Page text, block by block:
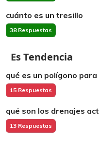
cuánto es un tresillo
38 Respuestas
Es Tendencia
qué es un polígono
15 Respuestas
qué son los drenajes
13 Respuestas